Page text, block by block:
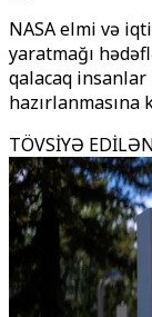
NASA elmi və
yaratmağı
qalacaq
hazırlanmasına
TÖVSİYƏ